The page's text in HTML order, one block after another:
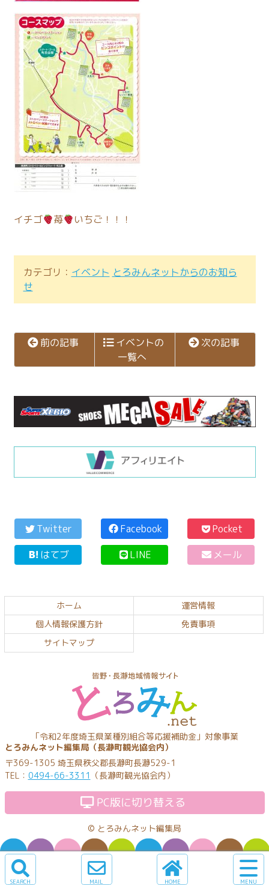
イチゴ 苺 いちご！！！
カテゴリ： イベント とろみんネットからのお知ら
せ
前の記事 イベントの
一覧へ
次の記事
文
の
へ
へ
戻
Twitter Facebook
Pocket
はてブ
LINE メール
ホーム
運営情報
個人情報保護方針
免責事項
サイトマップ
とろみんネッ
ト
「令和2年度埼玉県業種別組合等応援補助金」対象事業
とろみんネット編集局（長瀞町観光協会内）
〒369-1305 埼玉県秩父郡長瀞町長瀞529-1
TEL： 0494-66-3311 （長瀞町観光協会内）
PC版に切り替える
© とろみんネット編集局
サ
イ